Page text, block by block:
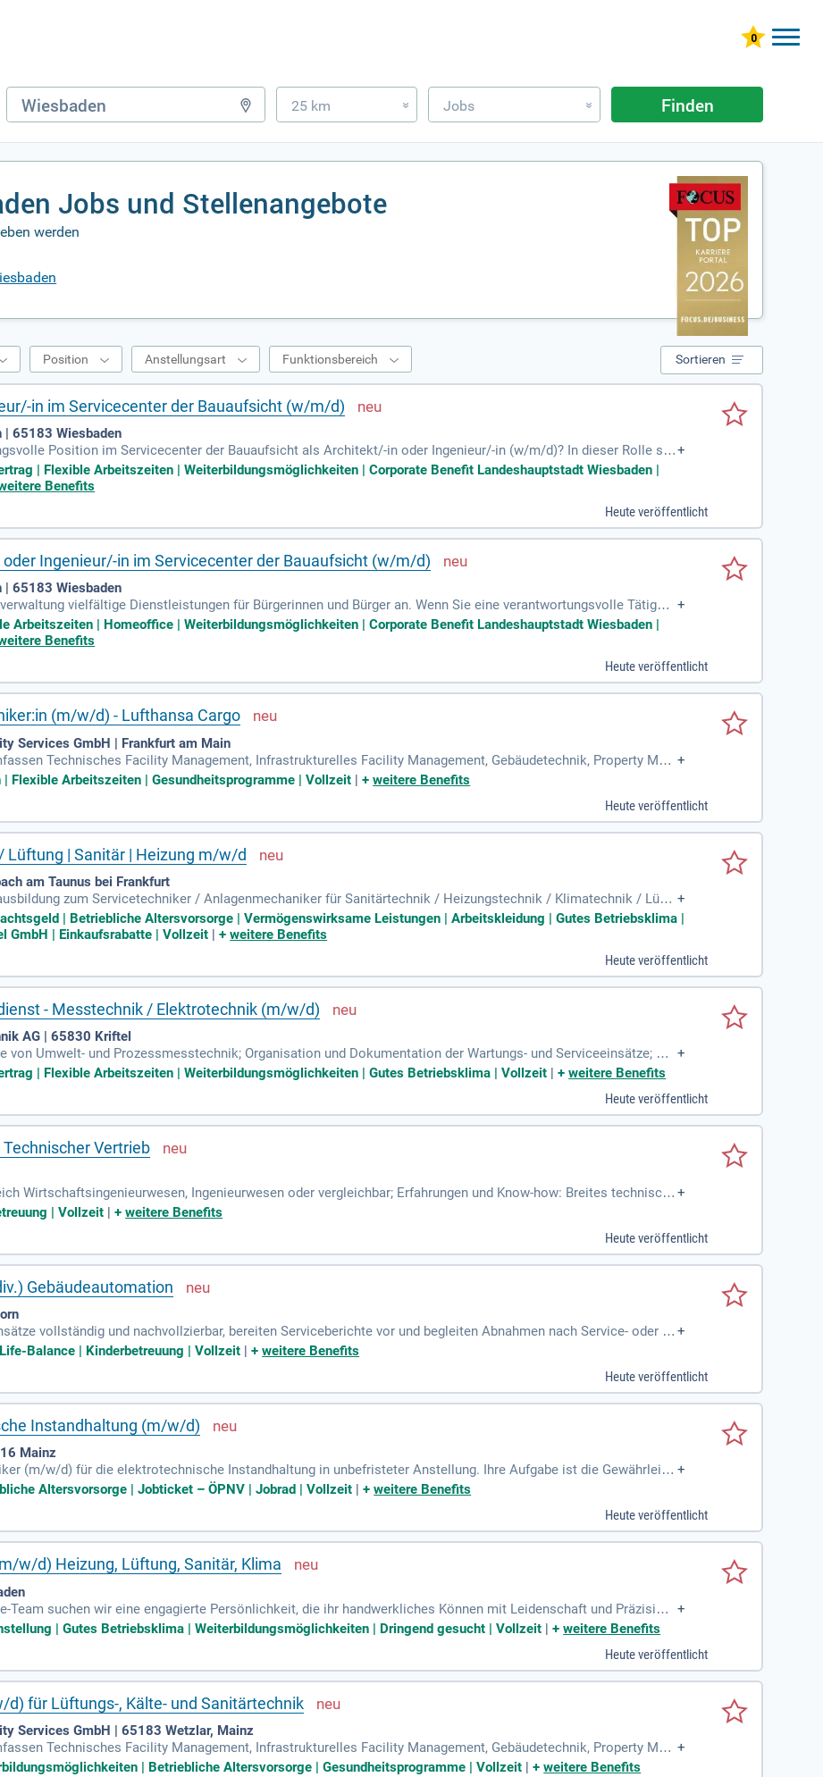
25 km » Jobs » Finden
Jobs und Stellenangebote
werden
Position Anstellungsart Funktionsbereich Sortieren
in im Servicecenter der Bauaufsicht (w/m/d)
| 65183 Wiesbaden
Position im Servicecenter der Bauaufsicht als Architekt/-in oder Ingenieur/-in (w/m/d)? In dieser Rolle ste
Bauherrschaften, Architekten und Bürgern. Ihr Ziel ist es, durch freundliche Beratung und serviceorientierte Halt
Anliegen strukturiert auf und helfen dabei, wichtige Anträge professionell vorzubereiten. Ihr Engagement tr
+
| Flexible Arbeitszeiten | Weiterbildungsmöglichkeiten | Corporate Benefit Landeshauptstadt Wiesbaden |
Benefits
Heute veröffentlicht
Ingenieur/-in im Servicecenter der Bauaufsicht (w/m/d)
| 65183 Wiesbaden
vielfältige Dienstleistungen für Bürgerinnen und Bürger an. Wenn Sie eine verantwortungsvolle Tätigkei
zum Wohl der Allgemeinheit einbringen, sind Sie hier genau richtig. Die Bauaufsicht der Landeshauptstadt
und sichert die öffentliche Sicherheit. Wir arbeiten in flachen Hierarchien und als dienstleistendes Team. Zur
+
Arbeitszeiten | Homeoffice | Weiterbildungsmöglichkeiten | Corporate Benefit Landeshauptstadt Wiesbaden |
Benefits
Heute veröffentlicht
(m/w/d) - Lufthansa Cargo
Services GmbH | Frankfurt am Main
Technisches Facility Management, Infrastrukturelles Facility Management, Gebäudetechnik, Property Man +
Flexible Arbeitszeiten | Gesundheitsprogramme | Vollzeit |+weitere Benefits
Heute veröffentlicht
Lüftung | Sanitär | Heizung m/w/d
am Taunus bei Frankfurt
zum Servicetechniker / Anlagenmechaniker für Sanitärtechnik / Heizungstechnik / Klimatechnik / Lüftu
Qualifikation (z. B.
+
| Betriebliche Altersvorsorge | Vermögenswirksame Leistungen | Arbeitskleidung | Gutes Betriebsklima |
GmbH | Einkaufsrabatte | Vollzeit |+weitere Benefits
Heute veröffentlicht
- Messtechnik / Elektrotechnik (m/w/d)
AG | 65830 Kriftel
von Umwelt- und Prozessmesstechnik; Organisation und Dokumentation der Wartungs- und Serviceeinsätze; Be
zu technischen Problemen (Remote-Support); Selbstständige Problemanalyse und Erarbeitung
+
| Flexible Arbeitszeiten | Weiterbildungsmöglichkeiten | Gutes Betriebsklima | Vollzeit |+weitere Benefits
Heute veröffentlicht
Vertrieb
Wirtschaftsingenieurwesen, Ingenieurwesen oder vergleichbar; Erfahrungen und Know-how: Breites technische
Begeisterung für Managementfunktionen als Basis zukünftiger Führungsaufgaben; Persönlichkeit
+
| Vollzeit |+weitere Benefits
Heute veröffentlicht
Gebäudeautomation
vollständig und nachvollzierbar, bereiten Serviceberichte vor und begleiten Abnahmen nach Service- oder U
Abgeschlossene technische Ausbildung, z.
+
Balance | Kinderbetreuung | Vollzeit |+weitere Benefits
Heute veröffentlicht
Instandhaltung (m/w/d)
Mainz
(m/w/d) für die elektrotechnische Instandhaltung in unbefristeter Anstellung. Ihre Aufgabe ist die Gewährleist
durch effektive Fehleranalyse und Störungsbeseitigung. Regelmäßige Wartungen und die eigenverantwor
Anlagen. Idealerweise haben Sie eine Ausbildung in Elektrotechnik, mehrjährige Berufserfahrung sowie Kenn
(Siemens Step7, TIA Portal). Wenn Sie Leidenschaft für kontinuierliche Verbesserungen in Produktionsabläufen
+
Altersvorsorge | Jobticket – ÖPNV | Jobrad | Vollzeit |+weitere Benefits
Heute veröffentlicht
w/d) Heizung, Lüftung, Sanitär, Klima
Team suchen wir eine engagierte Persönlichkeit, die ihr handwerkliches Können mit Leidenschaft und Präzision
HLSK (m⁠/⁠w⁠/⁠d) Heizung, Lüftung, Sanitär, Klima: Für das Gebiet:
+
| Gutes Betriebsklima | Weiterbildungsmöglichkeiten | Dringend gesucht | Vollzeit |+weitere Benefits
Heute veröffentlicht
für Lüftungs-, Kälte- und Sanitärtechnik
Services GmbH | 65183 Wetzlar, Mainz
Technisches Facility Management, Infrastrukturelles Facility Management, Gebäudetechnik, Property Man +
| Betriebliche Altersvorsorge | Gesundheitsprogramme | Vollzeit |+weitere Benefits